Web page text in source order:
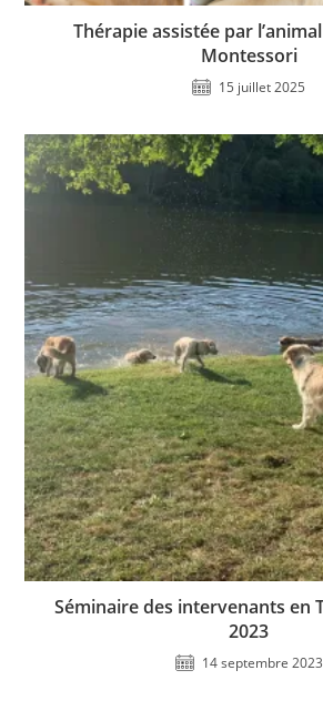
Thérapie assistée par
Montessori
15 juillet 2025
Séminaire des intervenants en
2023
14 septembre 2023